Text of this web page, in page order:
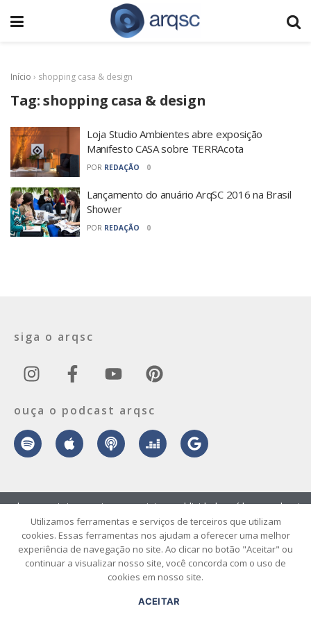
Início › shopping casa & design
Tag:shopping casa & design
Loja Studio Ambientes abre exposição
Manifesto CASA sobre TERRAcota
POR REDAÇÃO 0
Lançamento do anuário ArqSC 2016 na Brasil
Shower
POR REDAÇÃO 0
siga o arqsc
ouça o podcast arqsc
© 2026 ArqSC – Portal de Arquitetura, Interiores, Design e Arte de
Santa Catarina – Todos os Direitos Reservados.
sobre contato envie seu projeto publicidade vídeo podcast
Utilizamos ferramentas e serviços de terceiros que utilizam
cookies. Essas ferramentas nos ajudam a oferecer uma melhor
experiência de navegação no site. Ao clicar no botão "Aceitar" ou
continuar a visualizar nosso site, você concorda com o uso de
cookies em nosso site.
ACEITAR